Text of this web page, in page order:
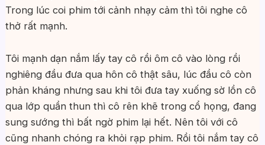
Trong lúc coi phim tới cảnh nhạy cảm thì tôi nghe cô
thở rất mạnh.
Tôi mạnh dạn nắm lấy tay cô rồi ôm cô vào lòng rồi
nghiêng đầu đưa qua hôn cô thật sâu, lúc đầu cô còn
phản kháng nhưng sau khi tôi đưa tay xuống sờ lồn cô
qua lớp quần thun thì cô rên khẽ trong cổ họng, đang
sung sướng thì bất ngờ phim lại hết. Nên tôi với cô
cũng nhanh chóng ra khỏi rạp phim. Rồi tôi nắm tay cô